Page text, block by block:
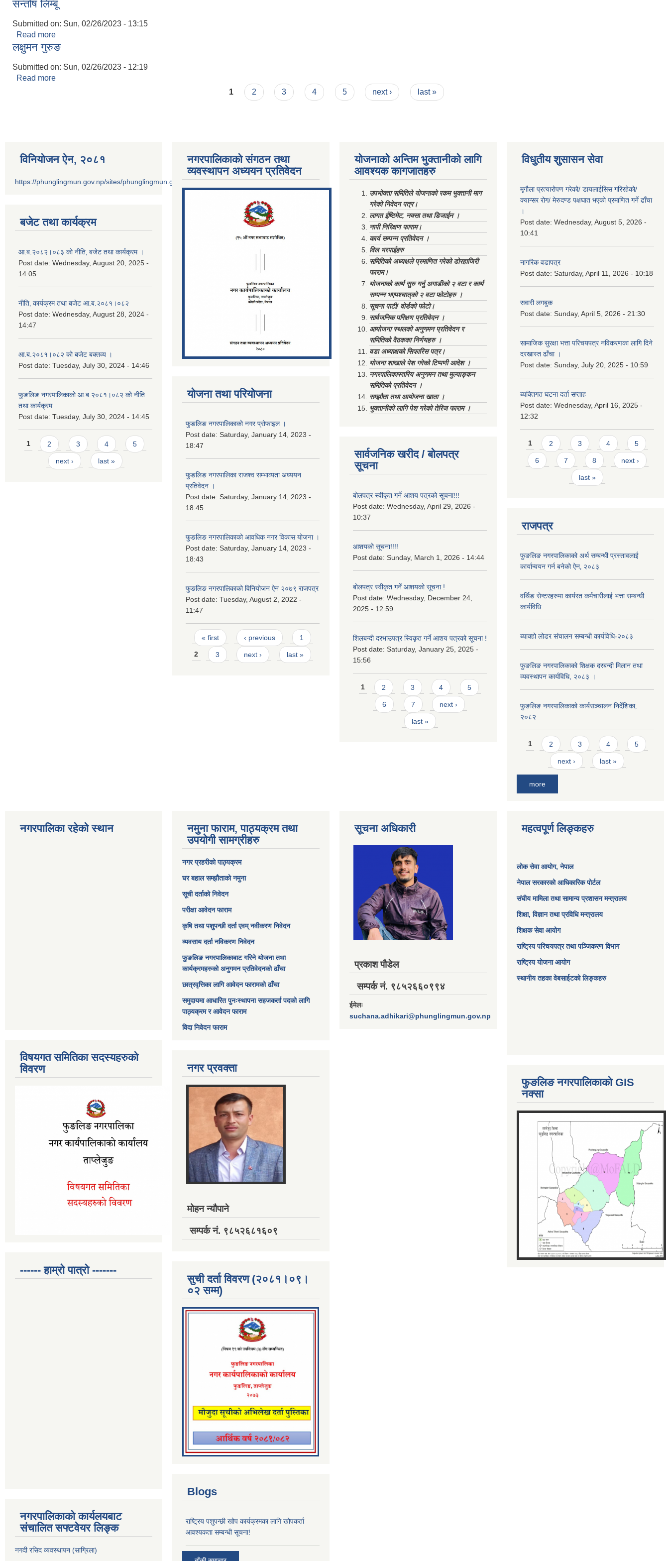
सन्तोष लिम्बू
Submitted on: Sun, 02/26/2023 - 13:15
Read more
लक्षुमन गुरुङ
Submitted on: Sun, 02/26/2023 - 12:19
Read more
1 2 3 4 5 next › last »
विनियोजन ऐन‚ २०८१
https://phunglingmun.gov.np/sites/phunglingmun.gov.np/files/documents/Al...
बजेट तथा कार्यक्रम
आ.ब.२०८२।०८३ को नीति‚ बजेट तथा कार्यक्रम ।
Post date: Wednesday, August 20, 2025 -
14:05
नीति‚ कार्यक्रम तथा बजेट आ.ब.२०८१।०८२
Post date: Wednesday, August 28, 2024 -
14:47
आ.ब.२०८१।०८२ को बजेट बक्तव्य ।
Post date: Tuesday, July 30, 2024 - 14:46
फुङलिङ नगरपालिकाको आ.ब.२०८१।०८२ को नीति
तथा कार्यक्रम
Post date: Tuesday, July 30, 2024 - 14:45
Pages
1 2 3 4 5
next › last »
नगरपालिकाको संगठन तथा
व्यवस्थापन अध्ययन प्रतिवेदन
योजना तथा परियोजना
फुङलिङ नगरपालिकाको नगर प्रोफाइल ।
Post date: Saturday, January 14, 2023 -
18:47
फुङलिङ नगरपालिका राजश्व सम्भाव्यता अध्ययन
प्रतिवेदन ।
Post date: Saturday, January 14, 2023 -
18:45
फुङलिङ नगरपालिकाको आवधिक नगर विकास योजना ।
Post date: Saturday, January 14, 2023 -
18:43
फुङलिङ नगरपालिकाको विनियोजन ऐन २०७९ राजपत्र
Post date: Tuesday, August 2, 2022 -
11:47
Pages
« first ‹ previous 1
2 3 next › last »
योजनाको अन्तिम भुक्तानीको लागि
आवश्यक कागजातहरु
उपभोक्ता समितिले योजनाको रकम भुक्तानी माग
गरेको निवेदन पत्र।
लागत ईष्टिमेट, नक्सा तथा डिजाईन ।
नापी निरिक्षण फाराम।
कार्य सम्पन्न प्रतिवेदन ।
विल भरपाईहरु
समितिको अध्यक्षले प्रमाणित गरेको डोरहाजिरी
फाराम।
योजनाको कार्य सुरु गर्नु अगाडीको २ वटा र कार्य
सम्पन्न भएपश्चात्‌को २ वटा फोटोहरु ।
सूचना पाटी/ वोर्डको फोटो।
सार्वजनिक परिक्षण प्रतिवेदन ।
आयोजना स्थलको अनुगमन प्रतिवेदन र
समितिको वैठकका निर्णयहरु ।
वडा अध्याक्षको सिफारिस पत्र।
योजना शाखाले पेश गरेको टिप्पणी आदेश ।
नगरपालिकास्तरिय अनुगमन तथा मुल्याङ्कन
समितिको प्रतिवेदन ।
सम्झौता तथा आयोजना खाता ।
भुक्तानीको लागि पेश गरेको तेरिज फाराम ।
सार्वजनिक खरीद / बोलपत्र
सूचना
बोलपत्र स्वीकृत गर्ने आशय पत्रको सूचना!!!
Post date: Wednesday, April 29, 2026 -
10:37
आशयको सूचना!!!!
Post date: Sunday, March 1, 2026 - 14:44
बोलपत्र स्वीकृत गर्ने आशयको सूचना !
Post date: Wednesday, December 24,
2025 - 12:59
शिलबन्दी दरभाउपत्र स्विकृत गर्ने आशय पत्रको सूचना !
Post date: Saturday, January 25, 2025 -
15:56
Pages
1 2 3 4 5
6 7 next ›
last »
विधुतीय शुसासन सेवा
मृगौला प्रत्यारोपण गरेको/ डायलाईसिस गरिरहेको/
क्यान्सर रोग/ मेरुदण्ड पक्षघात भएको प्रमाणित गर्ने ढाँचा
।
Post date: Wednesday, August 5, 2026 -
10:41
नागरिक वडापत्र
Post date: Saturday, April 11, 2026 - 10:18
सवारी लगबुक
Post date: Sunday, April 5, 2026 - 21:30
सामाजिक सुरक्षा भत्ता परिचयपत्र नविकरणका लागि दिने
दरखास्त ढाँचा ।
Post date: Sunday, July 20, 2025 - 10:59
ब्यक्तिगत घटना दर्ता सप्ताह
Post date: Wednesday, April 16, 2025 -
12:32
Pages
1 2 3 4 5
6 7 8 next ›
last »
राजपत्र
फुङलिङ नगरपालिकाको अर्थ सम्बन्धी प्रस्तावलाई
कार्यान्वयन गर्न बनेको ऐन‚ २०८३
वर्थिङ सेन्टरहरुमा कार्यरत कर्मचारीलाई भत्ता सम्बन्धी
कार्यविधि
ब्याक्हो लोडर संचालन सम्बन्धी कार्यविधि-२०८३
फुङलिङ नगरपालिकाको शिक्षक दरबन्दी मिलान तथा
व्यवस्थापन कार्यविधि, २०८३ ।
फुङलिङ नगरपालिकाको कार्यसञ्चालन निर्देशिका‚
२०८२
Pages
1 2 3 4 5
next › last »
more
नगरपालिका रहेको स्थान
विषयगत समितिका सदस्यहरुको
विवरण
------ हाम्रो पात्रो -------
नगरपालिकाको कार्यलयबाट
संचालित सफ्टवेयर लिङ्क
नगदी रसिद व्यवस्थापन (साग्रिला)
नमुना फाराम, पाठ्यक्रम तथा
उपयोगी सामग्रीहरु
नगर प्रहरीको पाठ्यक्रम
घर बहाल सम्झौताको नमुना
सूची दर्ताको निवेदन
परीक्षा आवेदन फाराम
कृषि तथा पशुपन्छी दर्ता एवम् नवीकरण निवेदन
व्यवसाय दर्ता नविकरण निवेदन
फुङलिङ नगरपालिकाबाट गरिने योजना तथा
कार्यक्रमहरुको अनुगमन प्रतिवेदनको ढाँचा
छात्रवृत्तिका लागि आवेदन फारामको ढाँचा
समुदायमा आधारित पुनःस्थापना सहजकर्ता पदको लागि
पाठ्यक्रम र आवेदन फाराम
विदा निवेदन फाराम
नगर प्रवक्ता
मोहन न्यौपाने
सम्पर्क नं. ९८५२६८१६०९
सुची दर्ता विवरण (२०८१।०९।
०२ सम्म)
Blogs
राष्ट्रिय पशुपन्छी खोप कार्यक्रमका लागि खोपकर्ता
आवश्यकता सम्बन्धी सूचना!
सूचना अधिकारी
प्रकाश पौडेल
सम्पर्क नं. ९८५२६६०९९४
ईमेलः
suchana.adhikari@phunglingmun.gov.np
महत्वपूर्ण लिङ्कहरु
लोक सेवा आयोग, नेपाल
नेपाल सरकारको आधिकारिक पोर्टल
संघीय मामिला तथा सामान्य प्रशासन मन्त्रालय
शिक्षा, विज्ञान तथा प्रविधि मन्त्रालय
शिक्षक सेवा आयोग
राष्ट्रिय परिचयपत्र तथा पञ्जिकरण विभाग
राष्ट्रिय योजना आयोग
स्थानीय तहका वेबसाईटको लिङ्कहरु
फुङलिङ नगरपालिकाको GIS
नक्सा